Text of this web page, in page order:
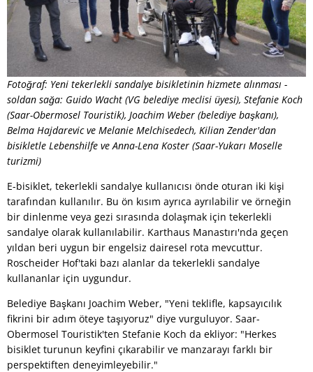
Fotoğraf: Yeni tekerlekli sandalye bisikletinin hizmete alınması -
soldan sağa: Guido Wacht (VG belediye meclisi üyesi), Stefanie Koch
(Saar-Obermosel Touristik), Joachim Weber (belediye başkanı),
Belma Hajdarevic ve Melanie Melchisedech, Kilian Zender'dan
bisikletle Lebenshilfe ve Anna-Lena Koster (Saar-Yukarı Moselle
turizmi)
E-bisiklet, tekerlekli sandalye kullanıcısı önde oturan iki kişi
tarafından kullanılır. Bu ön kısım ayrıca ayrılabilir ve örneğin
bir dinlenme veya gezi sırasında dolaşmak için tekerlekli
sandalye olarak kullanılabilir. Karthaus Manastırı'nda geçen
yıldan beri uygun bir engelsiz dairesel rota mevcuttur.
Roscheider Hof'taki bazı alanlar da tekerlekli sandalye
kullananlar için uygundur.
Belediye Başkanı Joachim Weber, "Yeni teklifle, kapsayıcılık
fikrini bir adım öteye taşıyoruz" diye vurguluyor. Saar-
Obermosel Touristik'ten Stefanie Koch da ekliyor: "Herkes
bisiklet turunun keyfini çıkarabilir ve manzarayı farklı bir
perspektiften deneyimleyebilir."